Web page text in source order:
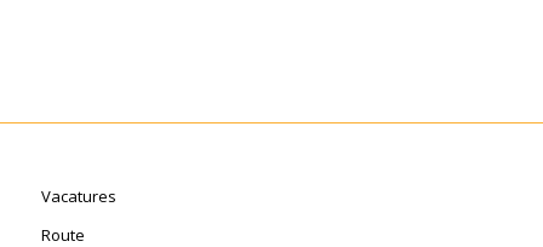
Vacatures
Route